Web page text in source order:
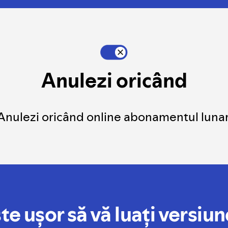
Anulezi oricând
oricând online abonamentul
ușor să vă luați